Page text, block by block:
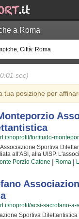
a Roma
sec)
tua posizione per
noprofit/fortitudo-
Sportiva
all'ASI, alla UISP.
forma fisica e il benessere
territorio (anche per bambini
le capacità motorie e
arrivare ad una maggior
autostima. I loro
e si formano
la massima serenità e
che nascono facendo
una volta che sarete
Porzio Catone | Roma |
noprofit/acsi-sacrofano-a-
Sportiva